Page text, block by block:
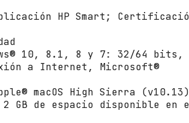
HP Smart;
10, 8.1, 8 y 7: 32/64 bits,
a Internet, Microsoft®
macOS High Sierra
2 GB de espacio disponible en